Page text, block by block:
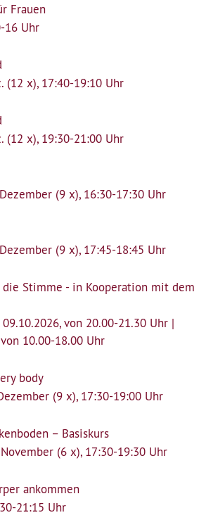
Frauen
16 Uhr
(12 x), 17:40-19:10 Uhr
(12 x), 19:30-21:00 Uhr
(9 x), 16:30-17:30 Uhr
(9 x), 17:45-18:45 Uhr
Stimme - in Kooperation mit dem
von 20.00-21.30 Uhr |
10.00-18.00 Uhr
body
(9 x), 17:30-19:00 Uhr
– Basiskurs
(6 x), 17:30-19:30 Uhr
ankommen
21:15 Uhr